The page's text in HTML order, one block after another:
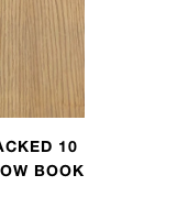
10
BOOK